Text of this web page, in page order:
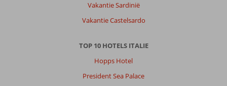
Vakantie Sardinië
Vakantie Castelsardo
TOP 10 HOTELS ITALIE
Hopps Hotel
President Sea Palace